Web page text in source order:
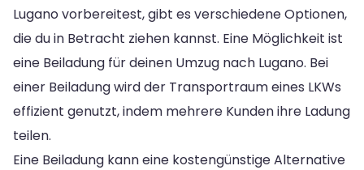
Lugano vorbereitest, gibt es verschiedene Optionen,
die du in Betracht ziehen kannst. Eine Möglichkeit ist
eine Beiladung für deinen Umzug nach Lugano. Bei
einer Beiladung wird der Transportraum eines LKWs
effizient genutzt, indem mehrere Kunden ihre Ladung
teilen.
Eine Beiladung kann eine kostengünstige Alternative